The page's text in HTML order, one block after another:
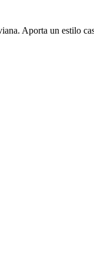
Aporta un estilo